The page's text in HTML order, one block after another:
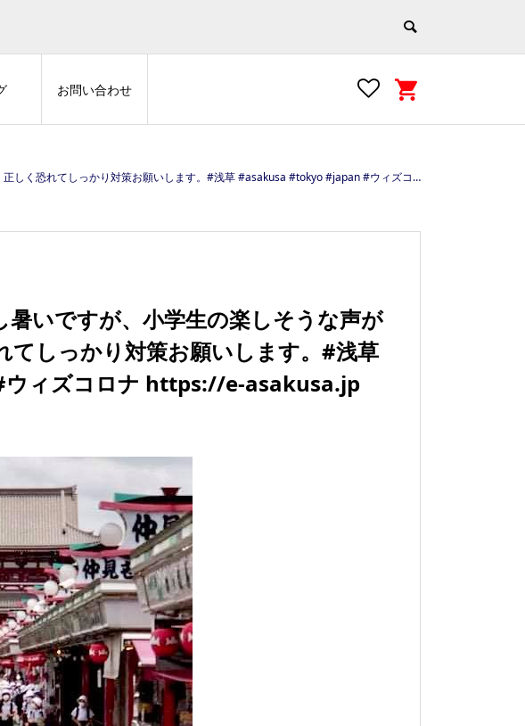
お問い合わせ
策お願いします。#浅草 #asakusa #tokyo #japan #ウィズコロナ https://e-asakusa.jp 写真提供:コマチヘア
いですが、小学生の楽しそうな声が
てしっかり対策お願いします。#浅草
ィズコロナ https://e-asakusa.jp